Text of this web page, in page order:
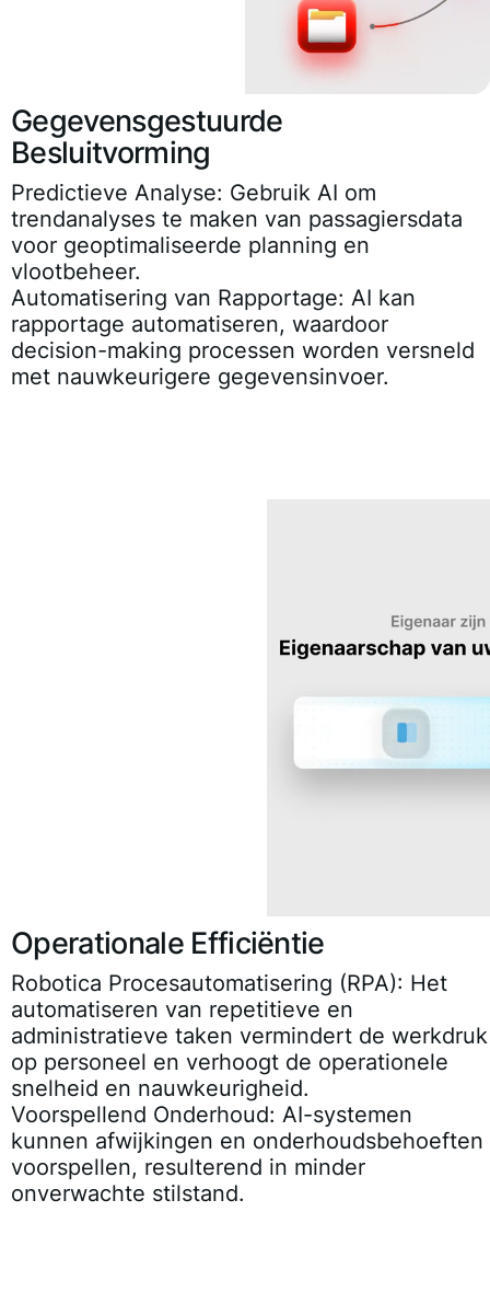
Gegevensgestuurde
Besluitvorming
Predictieve Analyse: Gebruik AI om
trendanalyses te maken van passagiersdata
voor geoptimaliseerde planning en
vlootbeheer.
Automatisering van Rapportage: AI kan
rapportage automatiseren, waardoor
decision-making processen worden versneld
met nauwkeurigere gegevensinvoer.
Operationale Efficiëntie
Robotica Procesautomatisering (RPA): Het
automatiseren van repetitieve en
administratieve taken vermindert de werkdruk
op personeel en verhoogt de operationele
snelheid en nauwkeurigheid.
Voorspellend Onderhoud: AI-systemen
kunnen afwijkingen en onderhoudsbehoeften
voorspellen, resulterend in minder
onverwachte stilstand.